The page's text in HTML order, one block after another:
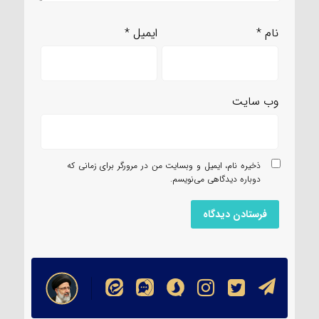
نام* ایمیل*
وب‌ سایت
ذخیره نام، ایمیل و وبسایت من در مرورگر برای زمانی که
دوباره دیدگاهی می‌نویسم.